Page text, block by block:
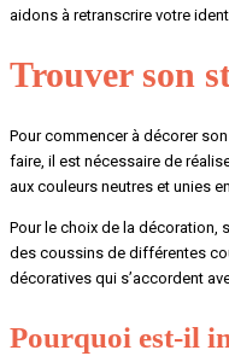
aidons à retranscrire votre
Trouver son
Pour commencer à décorer
faire, il est nécessaire de
aux couleurs neutres et unies
Pour le choix de la décoration,
des coussins de différentes
décoratives qui s’accordent
Pourquoi est-il